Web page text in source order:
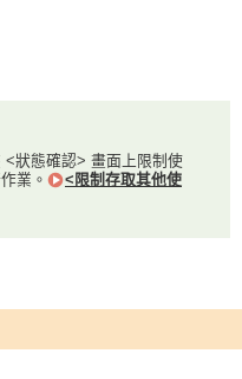
狀態確認> 畫面上限制使
業。
<限制存取其他使